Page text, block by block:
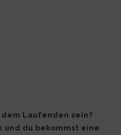
Laufenden sein?
und du bekommst eine